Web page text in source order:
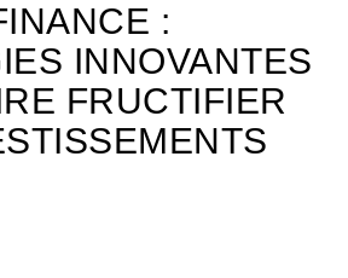
:
INNOVANTES
FRUCTIFIER